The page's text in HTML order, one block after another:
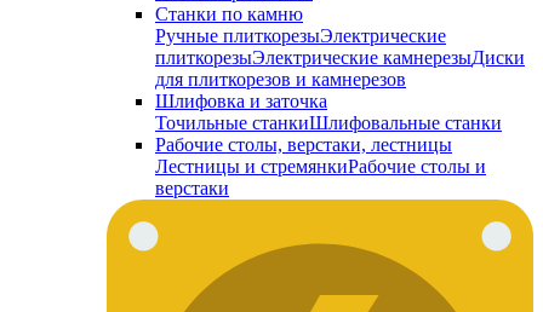
Станки по камню
Ручные плиткорезыЭлектрические
плиткорезыЭлектрические камнерезыДиски
для плиткорезов и камнерезов
Шлифовка и заточка
Точильные станкиШлифовальные станки
Рабочие столы, верстаки, лестницы
Лестницы и стремянкиРабочие столы и
верстаки